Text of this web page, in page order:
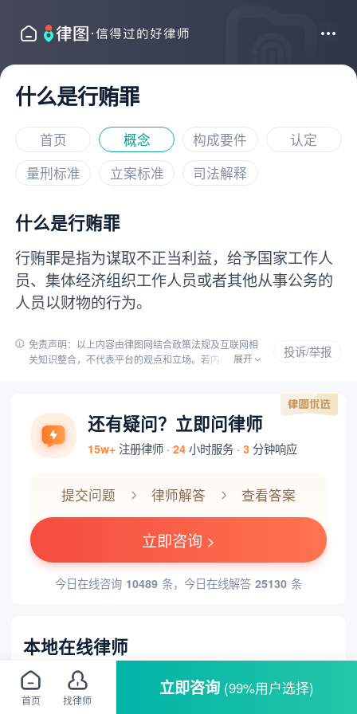
什么是行贿罪
首页 概念 构成要件
认定
量刑标准
立案标准 司法解释
什么是行贿罪
行贿罪是指为谋取不正当利益，给予国家工作人
员、集体经济组织工作人员或者其他从事公务的
人员以财物的行为。
投诉/举报
免责声明：以上内容由律图网结合政策法规及互联网相
关知识整合，不代表平台的观点和立场。若内容有误或
展开
还有疑问？立即问律师
15w+注册律师 · 24小时服务 · 3分钟响应
提交问题 律师解答 查看答案
立即咨询 >
今日在线咨询 10489 条，今日在线解答 25130 条
本地在线律师
包敬立律师 执业认证 平台保障
首页 找律师
立即咨询 (99%用户选择)